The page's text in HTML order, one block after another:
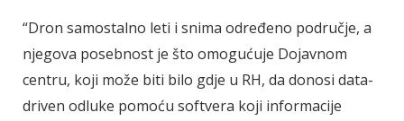
“Dron samostalno leti i snima određeno područje, a
njegova posebnost je što omogućuje Dojavnom
centru, koji može biti bilo gdje u RH, da donosi data-
driven odluke pomoću softvera koji informacije